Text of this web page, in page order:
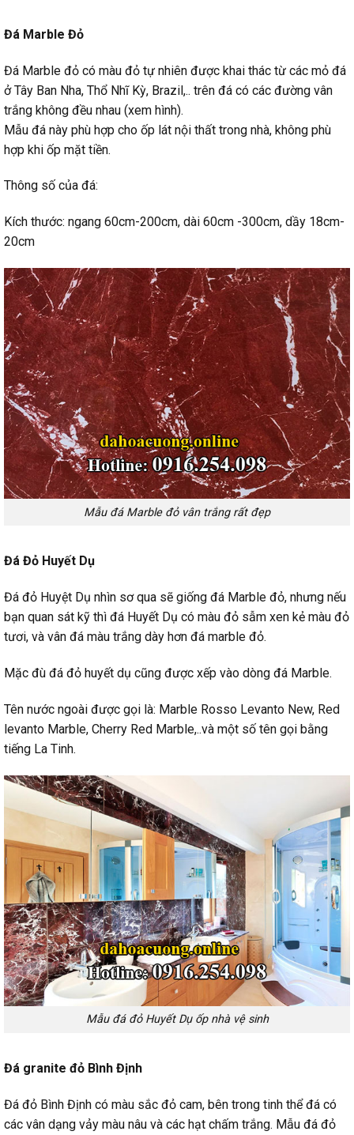
Đá Marble Đỏ
Đá Marble đỏ có màu đỏ tự nhiên được khai thác từ các mỏ đá
ở Tây Ban Nha, Thổ Nhĩ Kỳ, Brazil,.. trên đá có các đường vân
trắng không đều nhau (xem hình).
Mẫu đá này phù hợp cho ốp lát nội thất trong nhà, không phù
hợp khi ốp mặt tiền.
Thông số của đá:
Kích thước: ngang 60cm-200cm, dài 60cm -300cm, dầy 18cm-
20cm
Mẫu đá Marble đỏ vân trắng rất đẹp
Đá Đỏ Huyết Dụ
Đá đỏ Huyệt Dụ nhìn sơ qua sẽ giống đá Marble đỏ, nhưng nếu
bạn quan sát kỹ thì đá Huyết Dụ có màu đỏ sẫm xen kẻ màu đỏ
tươi, và vân đá màu trắng dày hơn đá marble đỏ.
Mặc đù đá đỏ huyết dụ cũng được xếp vào dòng đá Marble.
Tên nước ngoài được gọi là: Marble Rosso Levanto New, Red
levanto Marble, Cherry Red Marble,..và một số tên gọi bằng
tiếng La Tinh.
Mẫu đá đỏ Huyết Dụ ốp nhà vệ sinh
Đá granite đỏ Bình Định
Đá đỏ Bình Định có màu sắc đỏ cam, bên trong tinh thể đá có
các vân dạng vảy màu nâu và các hạt chấm trắng. Mẫu đá đỏ